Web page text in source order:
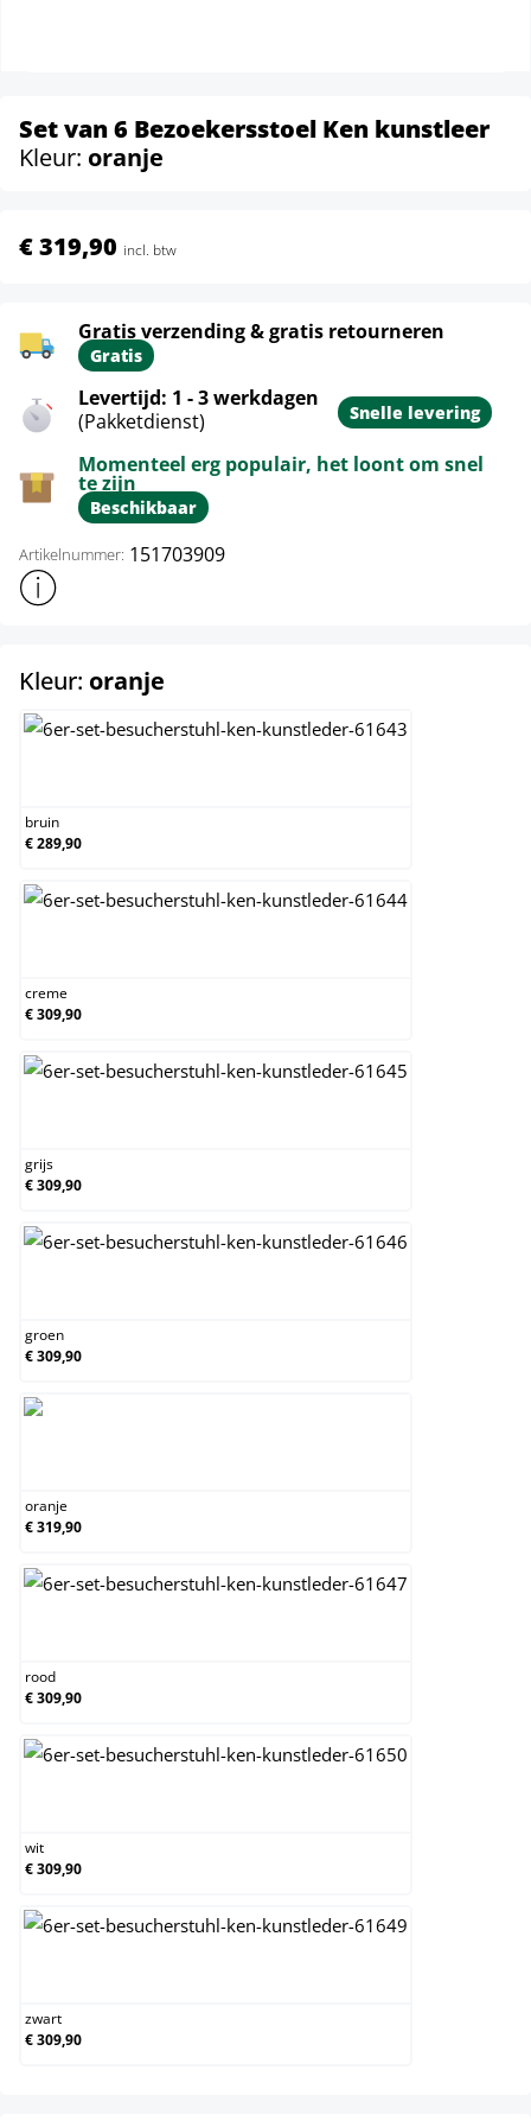
Set van 6 Bezoekersstoel Ken kunstleer
Kleur: oranje
€ 319,90 incl. btw
Gratis verzending & gratis retourneren
Gratis
Levertijd: 1 - 3 werkdagen
(Pakketdienst)
Snelle levering
Momenteel erg populair, het loont om snel
te zijn
Beschikbaar
Artikelnummer: 151703909
Toon meer productinformatie
Kleur: oranje
bruin
€ 289,90
creme
€ 309,90
grijs
€ 309,90
groen
€ 309,90
oranje
€ 319,90
rood
€ 309,90
wit
€ 309,90
zwart
€ 309,90